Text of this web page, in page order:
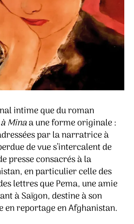
intime que du roman
Minaa une forme originale :
par la narratrice à
de vue s’intercalent de
presse consacrés à la
en particulier celle des
lettres que Pema, une amie
à Saïgon, destine à son
en reportage en Afghanistan.